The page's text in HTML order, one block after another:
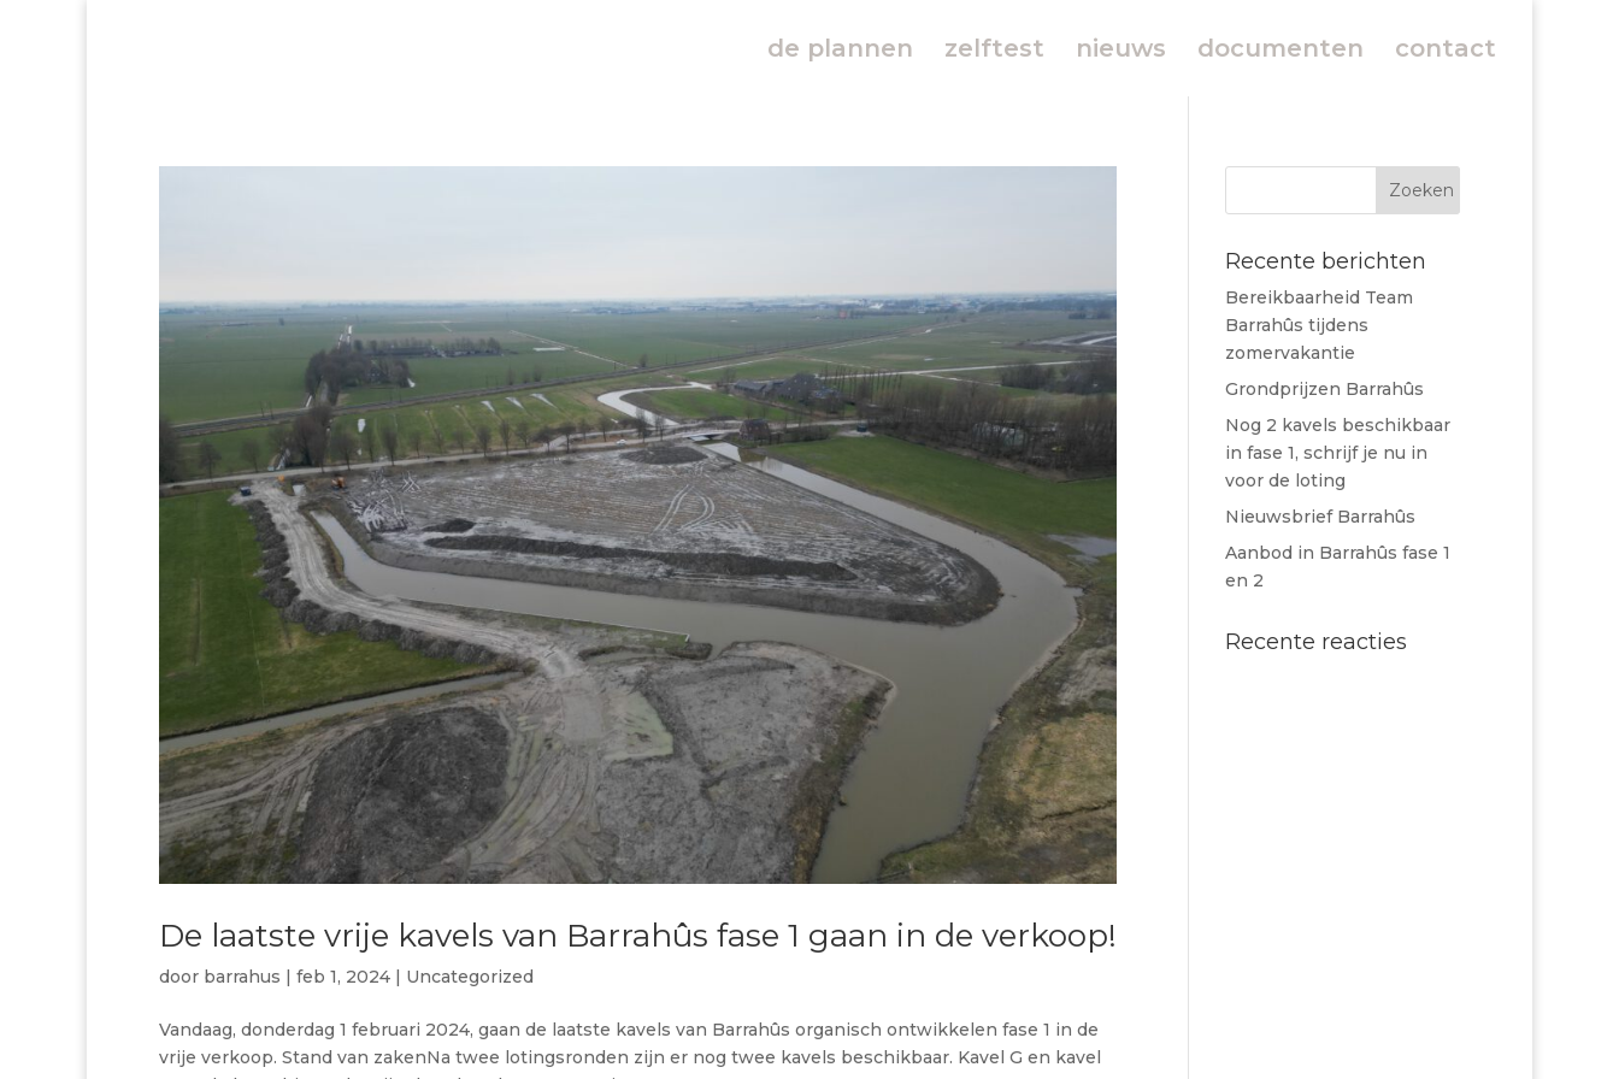
de plannen zelftest nieuws documenten contact
De laatste vrije kavels van Barrahûs fase 1 gaan in de verkoop!
door barrahus feb 1, 2024 Uncategorized
Vandaag, donderdag 1 februari 2024, gaan de laatste kavels van Barrahûs organisch ontwikkelen fase 1 in de
vrije verkoop. Stand van zakenNa twee lotingsronden zijn er nog twee kavels beschikbaar. Kavel G en kavel
Recente berichten
Bereikbaarheid Team
Barrahûs tijdens
zomervakantie
Grondprijzen Barrahûs
Nog 2 kavels beschikbaar
in fase 1, schrijf je nu in
voor de loting
Nieuwsbrief Barrahûs
Aanbod in Barrahûs fase 1
en 2
Recente reacties